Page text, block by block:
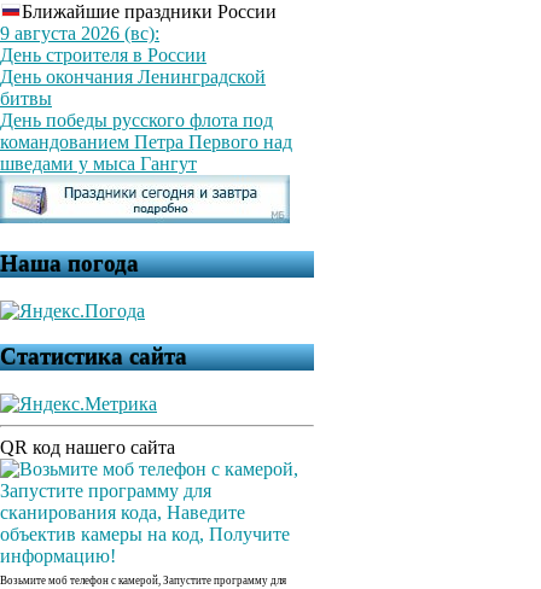
Ближайшие праздники России
9 августа 2026 (вс):
День строителя в России
День окончания Ленинградской
битвы
День победы русского флота под
командованием Петра Первого над
шведами у мыса Гангут
Наша погода
Статистика сайта
QR код нашего сайта
Возьмите моб телефон с камерой, Запустите программу для